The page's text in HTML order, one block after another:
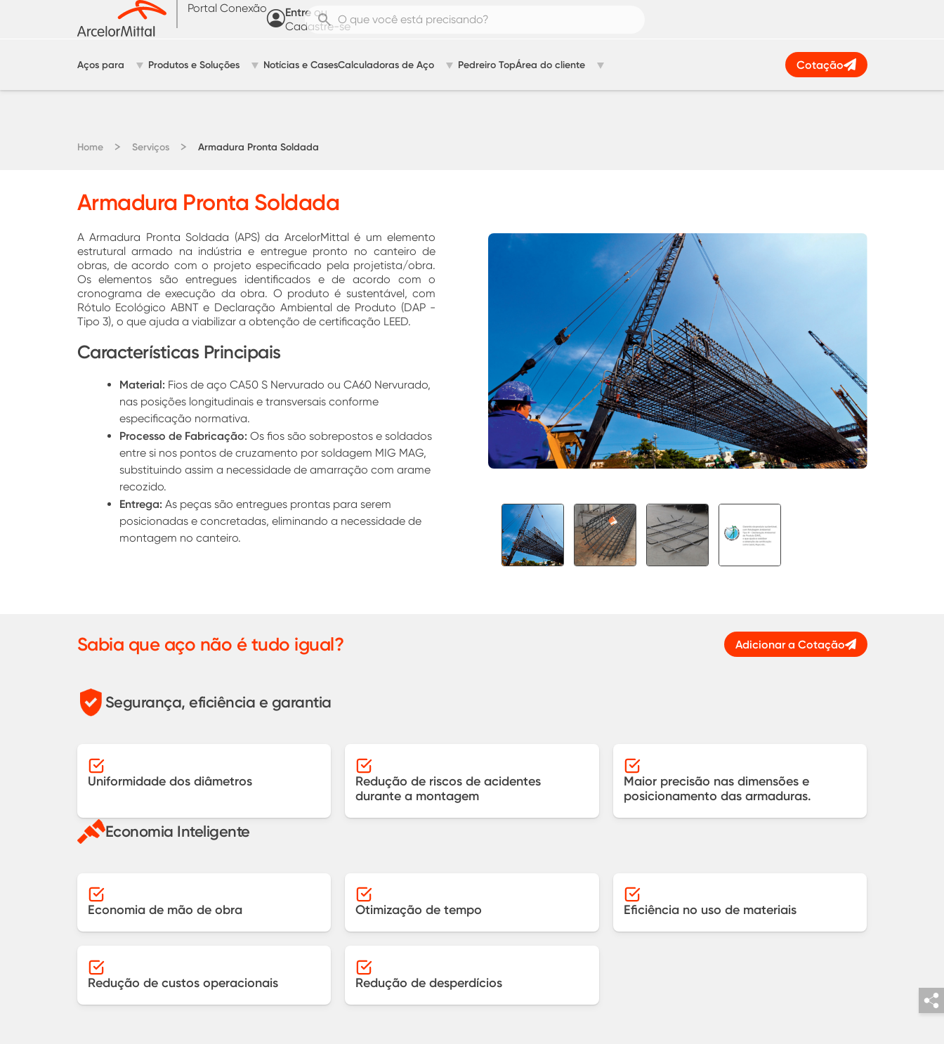
Portal Conexão Entreou
Cadastre-se
Aços para Produtos e Soluções Notícias e CasesCalculadoras de Aço Pedreiro TopÁrea do cliente Cotação
Home Serviços Armadura Pronta Soldada
Armadura Pronta Soldada
A Armadura Pronta Soldada (APS) da ArcelorMittal é um elemento
estrutural armado na indústria e entregue pronto no canteiro de
obras, de acordo com o projeto especificado pela projetista/obra.
Os elementos são entregues identificados e de acordo com o
cronograma de execução da obra. O produto é sustentável, com
Rótulo Ecológico ABNT e Declaração Ambiental de Produto (DAP -
Tipo 3), o que ajuda a viabilizar a obtenção de certificação LEED.
Características Principais
Material: Fios de aço CA50 S Nervurado ou CA60 Nervurado,
nas posições longitudinais e transversais conforme
especificação normativa.
Processo de Fabricação: Os fios são sobrepostos e soldados
entre si nos pontos de cruzamento por soldagem MIG MAG,
substituindo assim a necessidade de amarração com arame
recozido.
Entrega: As peças são entregues prontas para serem
posicionadas e concretadas, eliminando a necessidade de
montagem no canteiro.
Sabia que aço não é tudo igual? Adicionar a Cotação
Segurança, eficiência e garantia
Uniformidade dos diâmetros
Redução de riscos de acidentes
durante a montagem
Maior precisão nas dimensões e
posicionamento das armaduras.
Economia Inteligente
Economia de mão de obra Otimização de tempo Eficiência no uso de materiais
Redução de custos operacionais Redução de desperdícios